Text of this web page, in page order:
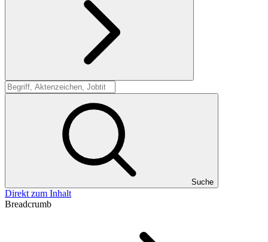
Suche
Suche
Direkt zum Inhalt
Breadcrumb